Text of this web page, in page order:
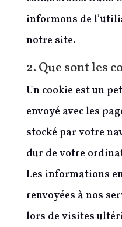
informons de
notre site.
2. Que sont les
Un cookie est un
envoyé avec les
stocké par votre
dur de votre
Les informations
renvoyées à nos
lors de visites